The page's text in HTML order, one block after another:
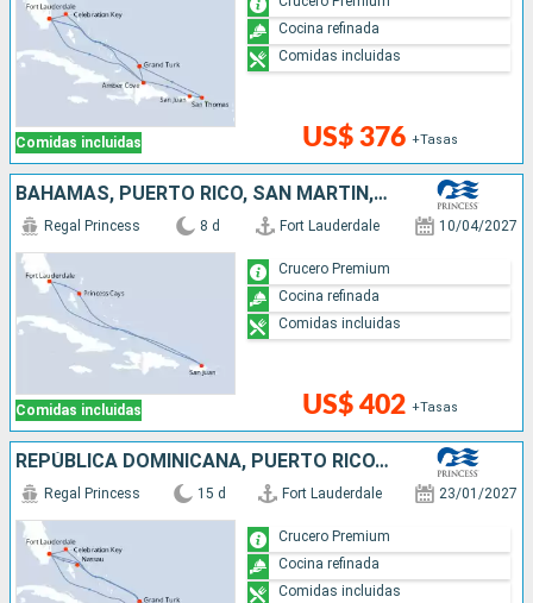
Comidas incluidas US$ 376 +Tasas
Cocina refinada
Comidas incluidas
BAHAMAS, PUERTO RICO, SAN MARTÍN, ESTADOS UNIDOS
Comidas incluidas
Regal Princess 8 d Fort Lauderdale 10/04/2027
US$ 402 +Tasas
Crucero Premium
Cocina refinada
Comidas incluidas
REPÚBLICA DOMINICANA, PUERTO RICO, ESTADOS UNIDOS, BAHAMAS
Regal Princess 15 d Fort Lauderdale 23/01/2027
Crucero Premium
Cocina refinada
Comidas incluidas